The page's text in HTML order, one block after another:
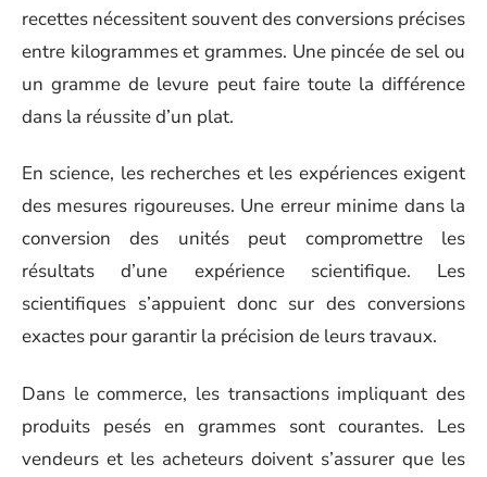
recettes nécessitent souvent des conversions précises
entre kilogrammes et grammes. Une pincée de sel ou
un gramme de levure peut faire toute la différence
dans la réussite d’un plat.
En science, les recherches et les expériences exigent
des mesures rigoureuses. Une erreur minime dans la
conversion des unités peut compromettre les
résultats d’une expérience scientifique. Les
scientifiques s’appuient donc sur des conversions
exactes pour garantir la précision de leurs travaux.
Dans le commerce, les transactions impliquant des
produits pesés en grammes sont courantes. Les
vendeurs et les acheteurs doivent s’assurer que les